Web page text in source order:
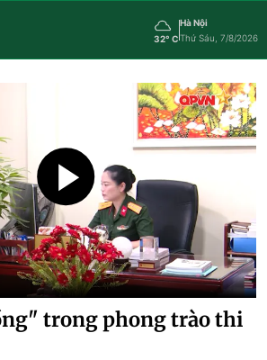
32° C
Hà Nội
Thứ Sáu, 7/8/2026
trong phong trào thi